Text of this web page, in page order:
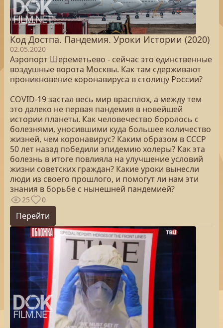
Код Достпа. Пандемия. Уроки Истории (2020)
02.05.2020
Аэропорт Шереметьево - сейчас это единственные
воздушные ворота Москвы. Как там сдерживают
проникновение коронавируса в столицу России?
COVID-19 застал весь мир врасплох, а между тем
это далеко не первая пандемия в новейшей
истории планеты. Как человечество боролось с
болезнями, уносившими куда большее количество
жизней, чем коронавирус? Каким образом в СССР
50 лет назад победили эпидемию холеры? Как эта
болезнь в итоге повлияла на улучшение условий
жизни советских граждан? Какие уроки вынесли
люди из своего прошлого, и помогут ли нам эти
знания в борьбе с нынешней пандемией?
25 0
Перейти